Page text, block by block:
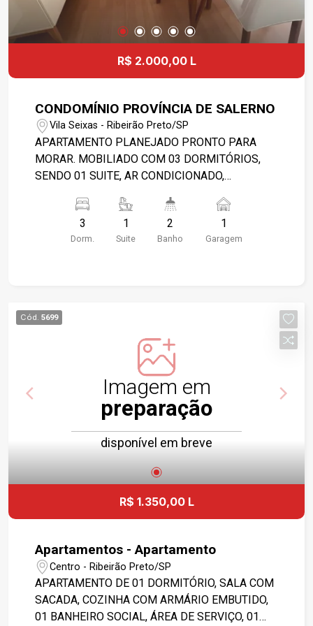
R$ 2.000,00 L
CONDOMÍNIO PROVÍNCIA DE SALERNO
Vila Seixas - Ribeirão Preto/SP
APARTAMENTO PLANEJADO PRONTO PARA
MORAR. MOBILIADO COM 03 DORMITÓRIOS,
SENDO 01 SUITE, AR CONDICIONADO,
SENDO 01 SUITE COM AE, 01 SALA AMPLA
COM MESA E 06 CADEIRAS, EM PERFEITO
ESTADO, SACADA AMPLA, BANHEIRO SOCIAL E
DE LAVAR , 01 BANHEIRO DE EMPREGADA, 01
GARAGEM COBERTA. O CONDOMÍNIO POSSUI
PORTARIA 24 HORAS, ELEVADORES, PORTÃO
SALÃO DE FESTA, CHURRASQUEIRA, PISCINA
ADULTO E INFANTIL, PLAYGROUND E SALÃO DE
3
Dorm.
1
Suite
2
Banho
1
Garagem
Cód. 5699
Imagem em
preparação
disponível em breve
R$ 1.350,00 L
Apartamentos - Apartamento
Centro - Ribeirão Preto/SP
APARTAMENTO DE 01 DORMITÓRIO, SALA COM
SACADA, COZINHA COM ARMÁRIO EMBUTIDO,
01 BANHEIRO SOCIAL, ÁREA DE SERVIÇO, 01